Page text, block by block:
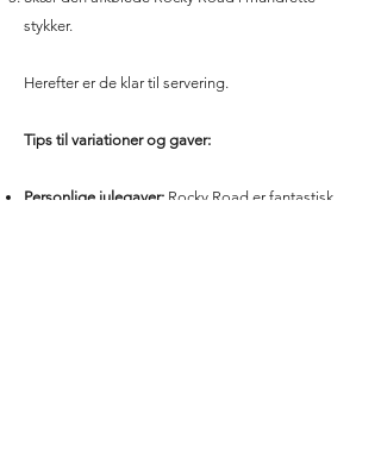
stykker.
Herefter er de klar til servering.
Tips til variationer og gaver:
Personlige julegaver: Rocky Road er fantastisk